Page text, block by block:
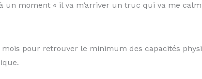
un moment « il va m’arriver un truc qui va me
mois pour retrouver le minimum des capacités